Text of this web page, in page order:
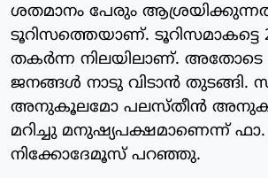
ശതമാനം പേരും
ടൂറിസത്തെയാണ്. ടൂറിസമാകട്ടെ
തകര്‍ന്ന നിലയിലാണ്. അതോടെ
ജനങ്ങള്‍ നാടു വിടാന്‍ തുടങ്ങി.
അനുകൂലമോ പലസ്തീന്‍
മറിച്ചു മനുഷ്യപക്ഷമാണെന്ന് ഫാ.
നിക്കോദേമൂസ് പറഞ്ഞു.